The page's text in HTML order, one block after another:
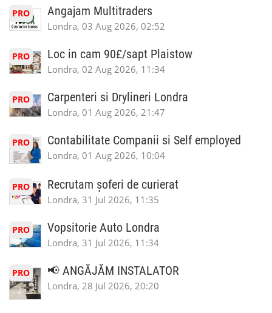
PRO Angajam Multitraders
Londra, 03 Aug 2026, 02:52
PRO Loc in cam 90£/sapt Plaistow
Londra, 02 Aug 2026, 11:34
PRO Carpenteri si Drylineri Londra
Londra, 01 Aug 2026, 21:47
PRO Contabilitate Companii si Self employed
Londra, 01 Aug 2026, 10:04
PRO Recrutam șoferi de curierat
Londra, 31 Jul 2026, 11:35
PRO Vopsitorie Auto Londra
Londra, 31 Jul 2026, 11:34
PRO 📢 ANGĂJĂM INSTALATOR
Londra, 28 Jul 2026, 20:20